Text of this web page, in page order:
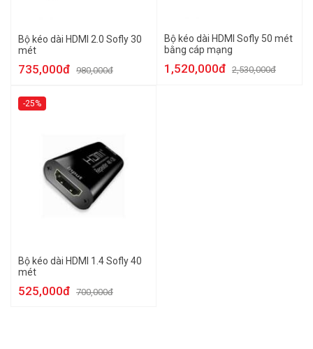
Bộ kéo dài HDMI 2.0 Sofly 30
mét
735,000đ 980,000đ
Bộ kéo dài HDMI Sofly 50 mét
bằng cáp mạng
1,520,000đ 2,530,000đ
-25%
Bộ kéo dài HDMI 1.4 Sofly 40
mét
525,000đ 700,000đ